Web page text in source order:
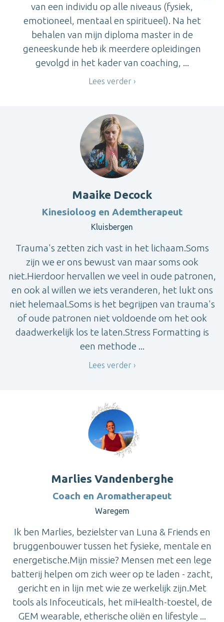
van een individu op alle niveaus (fysiek,
emotioneel, mentaal en spiritueel). Na het
behalen van mijn diploma master in de
geneeskunde heb ik meerdere opleidingen
gevolgd in het kader van coaching, ...
Lees verder
Maaike Decock
Kinesioloog en Ademtherapeut
Kluisbergen
Trauma's zetten zich vast in het lichaam.Soms
zijn we er ons bewust van maar soms ook
niet.Hierdoor hervallen we veel in oude patronen,
en ook al willen we iets veranderen, het lukt ons
niet helemaal.Soms is het begrijpen van trauma's
of oude patronen niet voldoende om het ook
daadwerkelijk los te laten.Stress Formatting is
een methode ...
Lees verder
Marlies Vandenberghe
Coach en Aromatherapeut
Waregem
Ik ben Marlies, bezielster van Luna & Friends en
bruggenbouwer tussen het fysieke, mentale en
energetische.Mijn missie? Mensen met een lege
batterij helpen om zich weer op te laden - zacht,
gericht en in lijn met wie ze werkelijk zijn.Met
tools als Infoceuticals, het miHealth-toestel, de
GEM wearable, etherische oliën en lifestyle ...